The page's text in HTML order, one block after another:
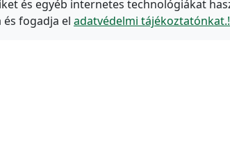
és egyéb internetes technológiákat
és fogadja el adatvédelmi tájékoztatónkat.!